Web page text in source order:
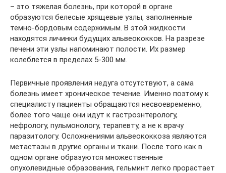
– это тяжелая болезнь, при которой в органе
образуются белесые хрящевые узлы, заполненные
темно-бордовым содержимым. В этой жидкости
находятся личинки будущих альвеококков. На разрезе
печени эти узлы напоминают полости. Их размер
колеблется в пределах 5-300 мм.
Первичные проявления недуга отсутствуют, а сама
болезнь имеет хроническое течение. Именно поэтому к
специалисту пациенты обращаются несвоевременно,
более того чаще они идут к гастроэнтерологу,
нефрологу, пульмонологу, терапевту, а не к врачу
паразитологу. Осложнениями альвеококкоза являются
метастазы в другие органы и ткани. После того как в
одном органе образуются множественные
опухолевидные образования, гельминт легко прорастает